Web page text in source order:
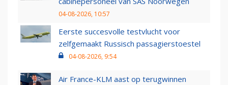
04-08-2026, 10:57
Eerste succesvolle testvlucht voor
zelfgemaakt Russisch passagierstoestel
04-08-2026, 9:54
Air France-KLM aast op terugwinnen